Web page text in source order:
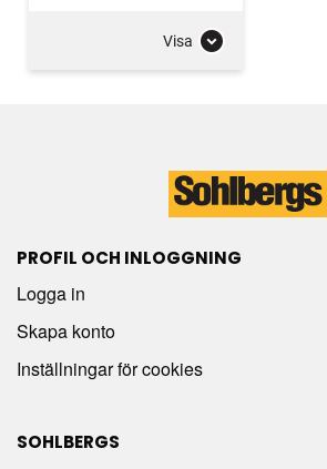
Visa
PROFIL OCH INLOGGNING
Logga in
Skapa konto
Inställningar för cookies
SOHLBERGS